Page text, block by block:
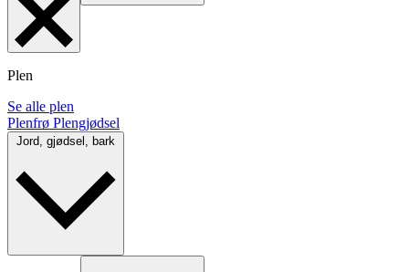
Plen
Se alle plen
Plenfrø Plengjødsel